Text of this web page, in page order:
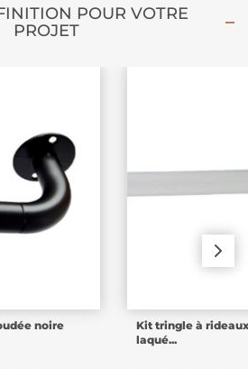
POUR VOTRE
PROJET
noire
Kit tringle à
laqué...